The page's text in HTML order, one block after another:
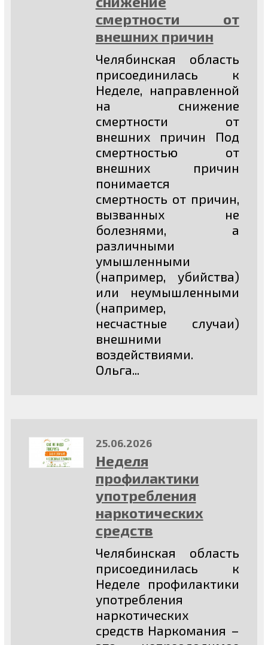
смертности от
внешних причин
Челябинская область
присоединилась к
Неделе, направленной
на снижение
смертности от
внешних причин Под
смертностью от
внешних причин
понимается
смертность от причин,
вызванных не
болезнями, а
различными
умышленными
(например, убийства)
или неумышленными
(например,
несчастные случаи)
внешними
воздействиями.
Ольга...
25.06.2026
Неделя
профилактики
употребления
наркотических
средств
Челябинская область
присоединилась к
Неделе профилактики
употребления
наркотических
средств Наркомания –